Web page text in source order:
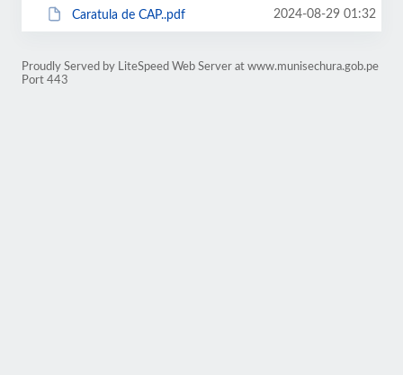
Caratula de CAP..pdf 2024-08-29 01:32
Proudly Served by LiteSpeed Web Server at www.munisechura.gob.pe
Port 443